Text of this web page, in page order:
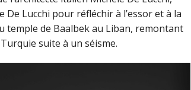
Lucchi pour réfléchir à l’essor et à la
temple de Baalbek au Liban, remontant
suite à un séisme.